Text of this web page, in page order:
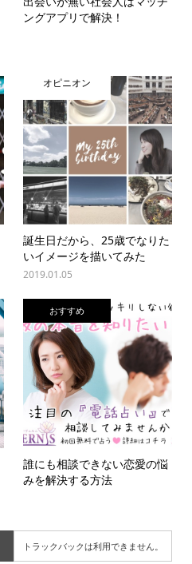
ングアプリで解決！
オピニオン
誕生日だから、25歳でなりた
いイメージを描いてみた
2019.01.05
おすすめ
誰にも相談できない恋愛の悩
みを解決する方法
トラックバックは利用できません。